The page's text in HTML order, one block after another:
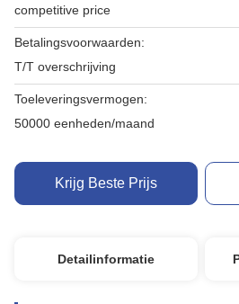
competitive price
Betalingsvoorwaarden:
T/T overschrijving
Toeleveringsvermogen:
50000 eenheden/maand
Krijg Beste Prijs
Detailinformatie